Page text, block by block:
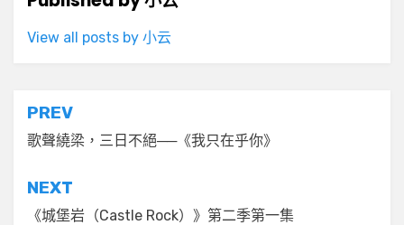
View all posts by 小云
文
章
導
覽
PREV
歌聲繞梁，三日不絕──《我只在乎你》
NEXT
《城堡岩（Castle Rock）》第二季第一集